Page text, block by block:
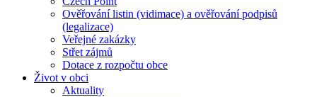
Ověřování listin (vidimace) a ověřování podpisů
(legalizace)
Veřejné zakázky
Střet zájmů
Dotace z rozpočtu obce
Život v obci
Aktuality